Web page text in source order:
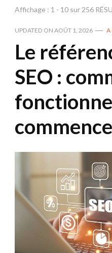
Affichage : 1 - 10 sur 256
UPDATED ON AOÛT 1, 2026
Le
SEO :